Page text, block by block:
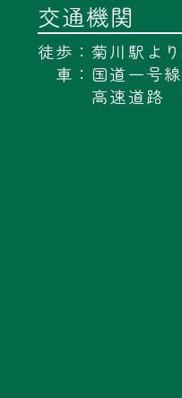
交通機関
徒歩：菊川駅よ
車：国道一号
高速道路 菊